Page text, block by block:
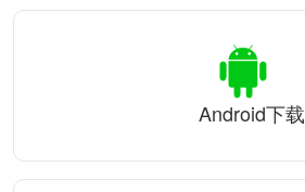
Android下载